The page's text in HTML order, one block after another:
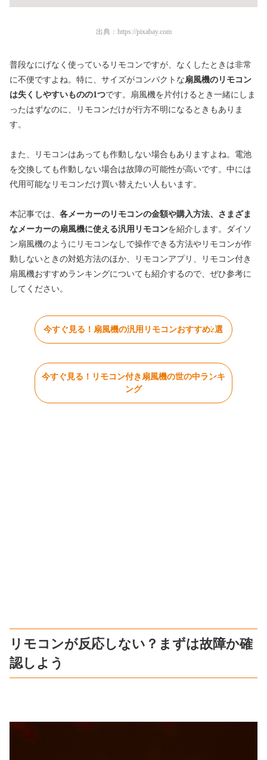
出典： https://pixabay.com
普段なにげなく使っているリモコンですが、なくしたときは非常
に不便ですよね。特に、サイズがコンパクトな扇風機のリモコン
は失くしやすいものの1つです。扇風機を片付けるとき一緒にしま
ったはずなのに、リモコンだけが行方不明になるときもありま
す。
また、リモコンはあっても作動しない場合もありますよね。電池
を交換しても作動しない場合は故障の可能性が高いです。中には
代用可能なリモコンだけ買い替えたい人もいます。
本記事では、 各メーカーのリモコンの金額や購入方法、さまざま
なメーカーの扇風機に使える汎用リモコンを紹介します。ダイソ
ン扇風機のようにリモコンなしで操作できる方法やリモコンが作
動しないときの対処方法のほか、リモコンアプリ、リモコン付き
扇風機おすすめランキングについても紹介するので、ぜひ参考に
してください。
今すぐ見る！扇風機の汎用リモコンおすすめ2選
今すぐ見る！リモコン付き扇風機の世の中ランキ
ング
リモコンが反応しない？まずは故障か確
認しよう